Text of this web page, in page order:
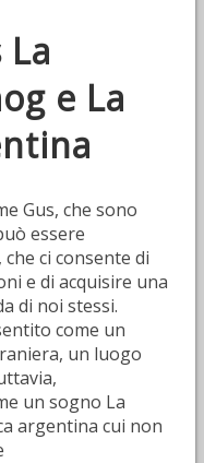
e La
Gus, che sono
essere
ci consente di
e di acquisire una
di noi stessi.
come un
un luogo
un sogno La
argentina cui non